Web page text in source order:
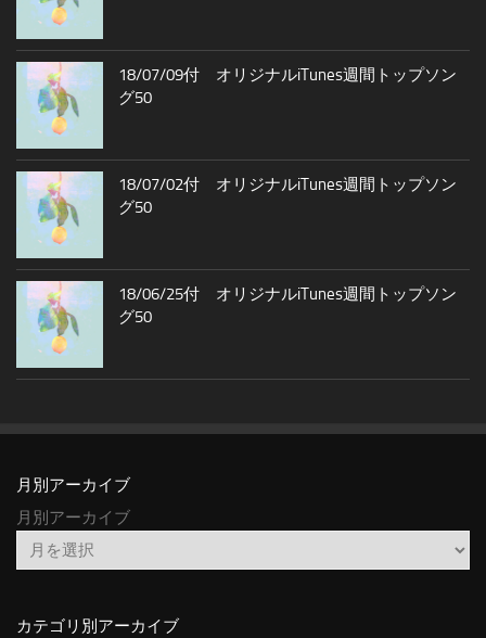
18/07/09付 オリジナルiTunes週間トップソン
グ50
18/07/02付 オリジナルiTunes週間トップソン
グ50
18/06/25付 オリジナルiTunes週間トップソン
グ50
月別アーカイブ
月別アーカイブ
カテゴリ別アーカイブ